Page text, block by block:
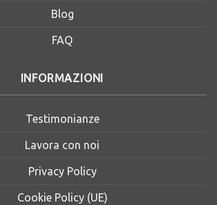
Blog
FAQ
INFORMAZIONI
Testimonianze
Lavora con noi
Privacy Policy
Cookie Policy (UE)